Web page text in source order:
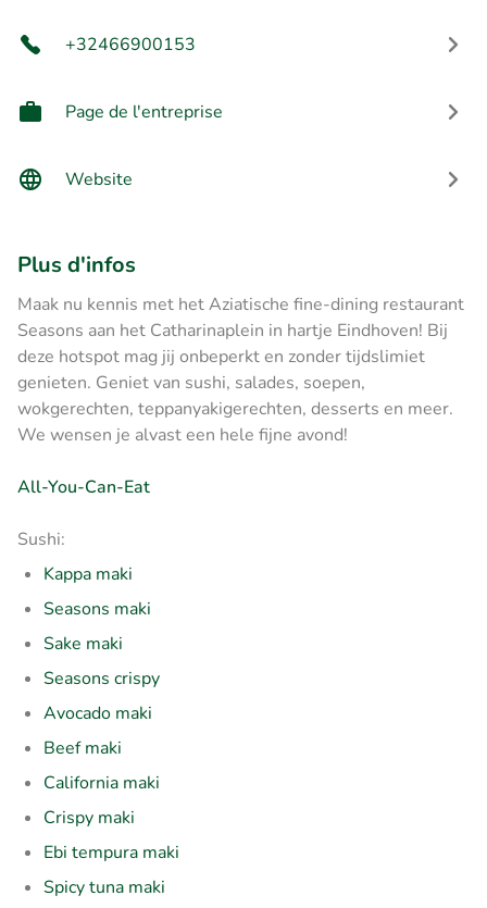
+32466900153
Page de l'entreprise
Website
Plus d'infos
Maak nu kennis met het Aziatische fine-dining restaurant
Seasons aan het Catharinaplein in hartje Eindhoven! Bij
deze hotspot mag jij onbeperkt en zonder tijdslimiet
genieten. Geniet van sushi, salades, soepen,
wokgerechten, teppanyakigerechten, desserts en meer.
We wensen je alvast een hele fijne avond!
All-You-Can-Eat
Sushi:
Kappa maki
Seasons maki
Sake maki
Seasons crispy
Avocado maki
Beef maki
California maki
Crispy maki
Ebi tempura maki
Spicy tuna maki